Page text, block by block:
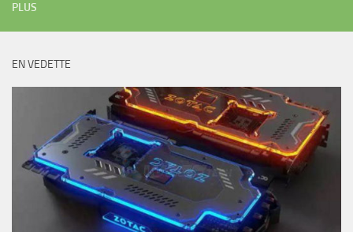
PLUS
EN VEDETTE